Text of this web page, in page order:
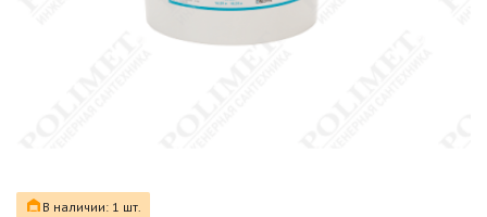
В наличии: 1 шт.